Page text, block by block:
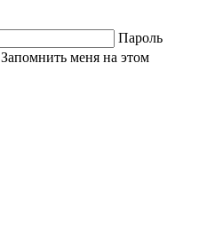
Пароль
Запомнить меня на этом